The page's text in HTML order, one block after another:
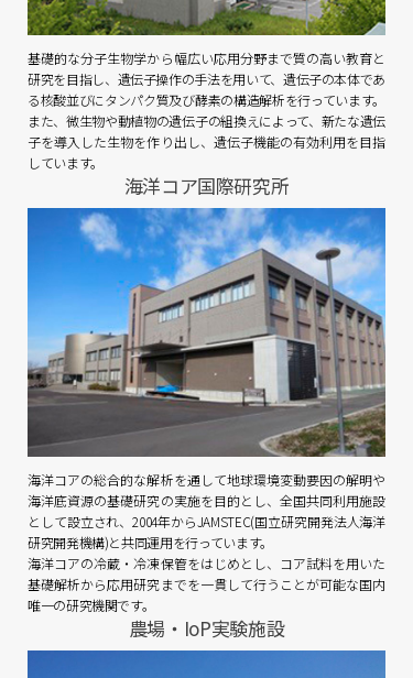
基礎的な分子生物学から幅広い応用分野まで質の高い教育と
研究を目指し、遺伝子操作の手法を用いて、遺伝子の本体であ
る核酸並びにタンパク質及び酵素の構造解析を行っています。
また、微生物や動植物の遺伝子の組換えによって、新たな遺伝
子を導入した生物を作り出し、遺伝子機能の有効利用を目指
しています。
海洋コア国際研究所
海洋コアの総合的な解析を通して地球環境変動要因の解明や
海洋底資源の基礎研究の実施を目的とし、全国共同利用施設
として設立され、2004年からJAMSTEC(国立研究開発法人海洋
研究開発機構)と共同運用を行っています。
海洋コアの冷蔵・冷凍保管をはじめとし、コア試料を用いた
基礎解析から応用研究までを一貫して行うことが可能な国内
唯一の研究機関です。
農場・IoP実験施設